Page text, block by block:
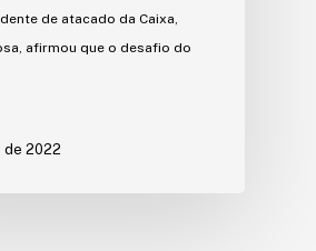
de atacado da Caixa,
afirmou que o desafio do
de 2022